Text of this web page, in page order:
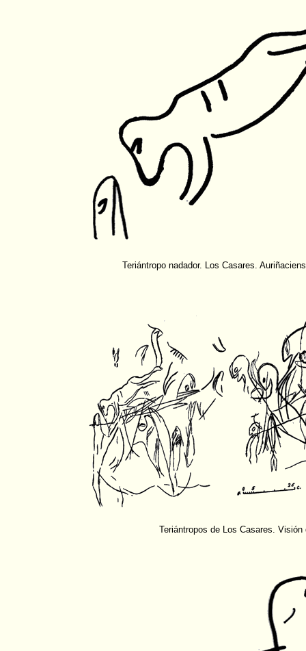
Teriántropo nadador. Los Casares.
Teriántropos de Los Casares. Visión